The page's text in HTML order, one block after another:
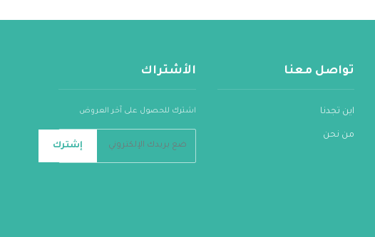
تواصل معنا
اين تجدنا
من نحن
الأشتراك
اشترك للحصول على آخر العروض
إشترك